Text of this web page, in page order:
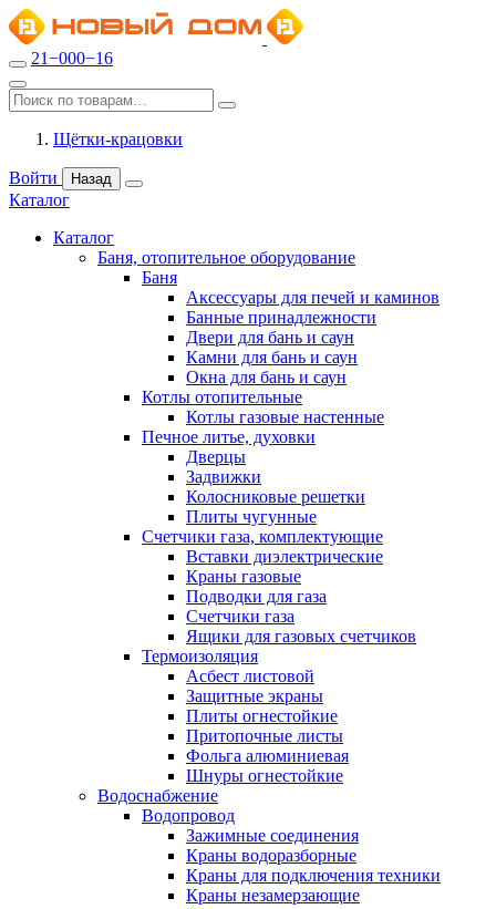
21−000−16
Щётки-крацовки
Войти Назад
Каталог
Каталог
Баня, отопительное оборудование
Баня
Аксессуары для печей и каминов
Банные принадлежности
Двери для бань и саун
Камни для бань и саун
Окна для бань и саун
Котлы отопительные
Котлы газовые настенные
Печное литье, духовки
Дверцы
Задвижки
Колосниковые решетки
Плиты чугунные
Счетчики газа, комплектующие
Вставки диэлектрические
Краны газовые
Подводки для газа
Счетчики газа
Ящики для газовых счетчиков
Термоизоляция
Асбест листовой
Защитные экраны
Плиты огнестойкие
Притопочные листы
Фольга алюминиевая
Шнуры огнестойкие
Водоснабжение
Водопровод
Зажимные соединения
Краны водоразборные
Краны для подключения техники
Краны незамерзающие